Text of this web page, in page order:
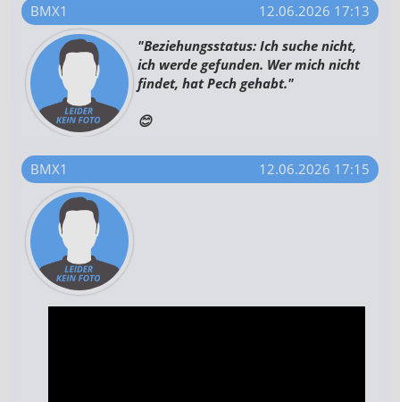
BMX1
12.06.2026 17:13
"Beziehungsstatus: Ich suche nicht,
ich werde gefunden. Wer mich nicht
findet, hat Pech gehabt."
😊
BMX1 12.06.2026 17:15